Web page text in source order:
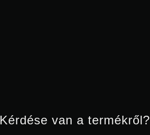
Kérdése van a termékről?